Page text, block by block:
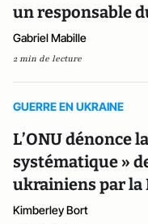
un responsable
Gabriel Mabille
2 min de lecture
GUERRE EN UKRAINE
L’ONU dénonce
systématique »
ukrainiens par la
Kimberley Bort